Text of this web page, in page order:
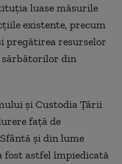
luase măsurile
existente, precum
pregătirea resurselor
sărbătorilor din
şi Custodia Ţării
faţă de
şi din lume
fost astfel împiedicată